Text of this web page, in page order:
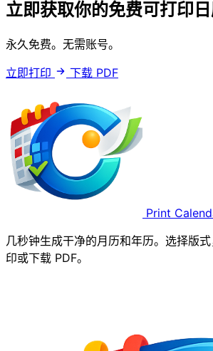
立即获取你的免费可打印
永久免费。无需账号。
立即打印
下载 PDF
Print
几秒钟生成干净的月历和年历。选择版
印或下载 PDF。